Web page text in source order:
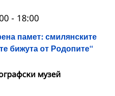
памет: смилянските
бижута от Родопите“
- 18:00
музей